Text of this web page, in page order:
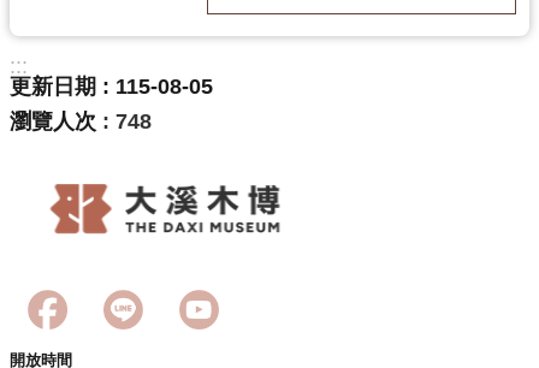
:::
更新日期
115-08-05
瀏覽人次
748
開放時間